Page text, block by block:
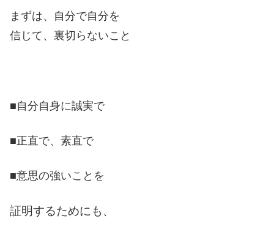
まずは、自分で自分を
信じて、裏切らないこと
■自分自身に誠実で
■正直で、素直で
■意思の強いことを
証明するためにも 、